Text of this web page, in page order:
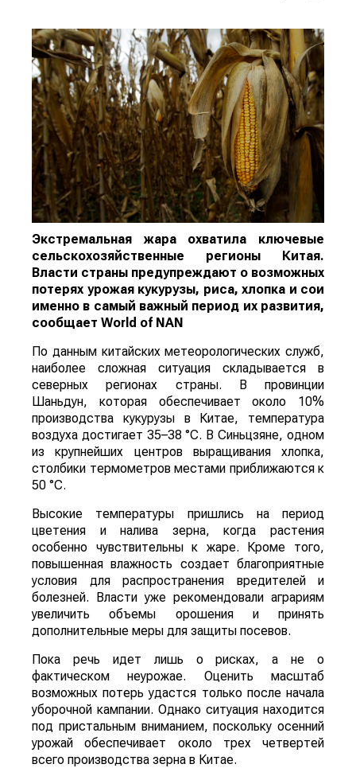
Экстремальная жара охватила ключевые
сельскохозяйственные регионы Китая.
Власти страны предупреждают о возможных
потерях урожая кукурузы, риса, хлопка и сои
именно в самый важный период их развития,
сообщает World of NAN
По данным китайских метеорологических служб,
наиболее сложная ситуация складывается в
северных регионах страны. В провинции
Шаньдун, которая обеспечивает около 10%
производства кукурузы в Китае, температура
воздуха достигает 35–38 °C. В Синьцзяне, одном
из крупнейших центров выращивания хлопка,
столбики термометров местами приближаются к
50 °C.
Высокие температуры пришлись на период
цветения и налива зерна, когда растения
особенно чувствительны к жаре. Кроме того,
повышенная влажность создает благоприятные
условия для распространения вредителей и
болезней. Власти уже рекомендовали аграриям
увеличить объемы орошения и принять
дополнительные меры для защиты посевов.
Пока речь идет лишь о рисках, а не о
фактическом неурожае. Оценить масштаб
возможных потерь удастся только после начала
уборочной кампании. Однако ситуация находится
под пристальным вниманием, поскольку осенний
урожай обеспечивает около трех четвертей
всего производства зерна в Китае.